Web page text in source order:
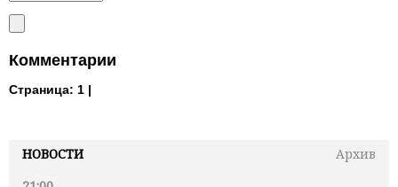
НОВОСТИ
Архив
Комментарии
Страница: 1 |